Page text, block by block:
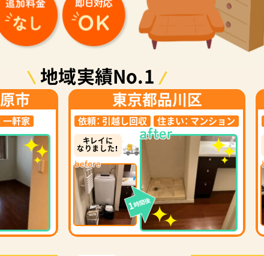
地域実績No.1
市
一軒家
東京都品川区
依頼： 引越し回収 住まい： マンション
キレイに
なりました！
1時間後